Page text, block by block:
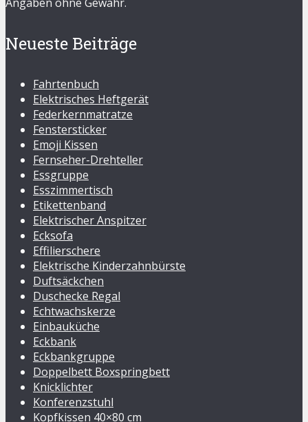
Neueste Beiträge
Fahrtenbuch
Elektrisches Heftgerät
Federkernmatratze
Fenstersticker
Emoji Kissen
Fernseher-Drehteller
Essgruppe
Esszimmertisch
Etikettenband
Elektrischer Anspitzer
Ecksofa
Effilierschere
Elektrische Kinderzahnbürste
Duftsäckchen
Duschecke Regal
Echtwachskerze
Einbauküche
Eckbank
Eckbankgruppe
Doppelbett Boxspringbett
Knicklichter
Konferenzstuhl
Kopfkissen 40×80 cm